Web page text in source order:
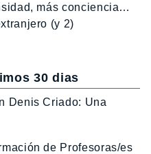
más conciencia…
(y 2)
30 dias
Denis Criado: Una
de Profesoras/es